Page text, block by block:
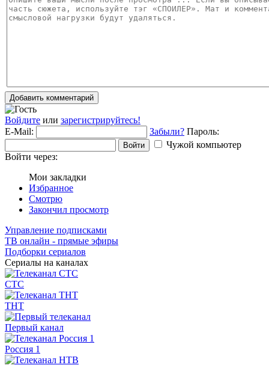
Добавить комментарий
Войдите или зарегистрируйтесь!
E-Mail:
Забыли? Пароль:
Войти
Чужой компьютер
Войти через:
Мои закладки
Избранное
Смотрю
Закончил просмотр
Управление подписками
ТВ онлайн - прямые эфиры
Подборки сериалов
Сериалы на каналах
СТС
ТНТ
Первый канал
Россия 1